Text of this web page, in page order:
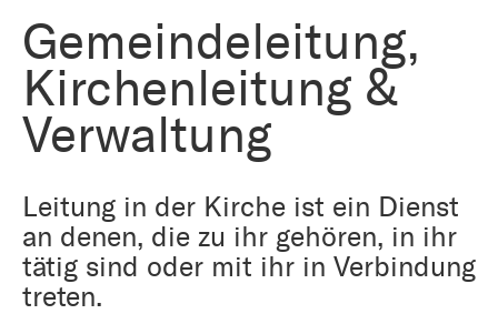
Gemeindeleitung,
Kirchenleitung &
Verwaltung
Leitung in der Kirche ist ein Dienst
an denen, die zu ihr gehören, in ihr
tätig sind oder mit ihr in Verbindung
treten.
Kirche und Geld
Reformprozess PUK
Arbeiten bei der Kirche
Kirchenjahr
Ökumene
Religion in der Schule
Kunst
Aktiv gegen Missbrauch
Bildung und Gesellschaft
Tourismus
Weltanschauungsfragen